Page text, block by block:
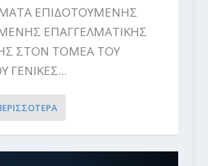
ΕΠΙΔΟΤΟΥΜΕΝΗΣ
ΕΠΑΓΓΕΛΜΑΤΙΚΗΣ
ΣΤΟΝ ΤΟΜΕΑ ΤΟΥ
ΓΕΝΙΚΕΣ...